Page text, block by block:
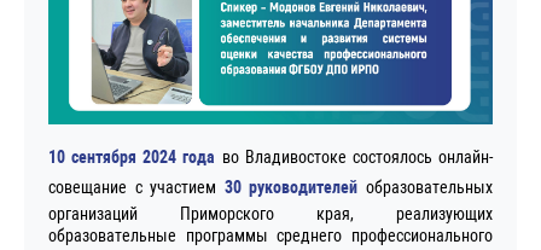
10 сентября 2024 года во Владивостоке состоялось онлайн-
совещание с участием 30 руководителей образовательных
организаций Приморского края, реализующих
образовательные программы среднего профессионального